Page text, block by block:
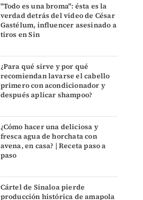
"Todo es una broma": ésta es la
verdad detrás del video de César
Gastélum, influencer asesinado a
tiros en Sin
¿Para qué sirve y por qué
recomiendan lavarse el cabello
primero con acondicionador y
después aplicar shampoo?
¿Cómo hacer una deliciosa y
fresca agua de horchata con
avena, en casa? | Receta paso a
paso
Cártel de Sinaloa pierde
producción histórica de amapola